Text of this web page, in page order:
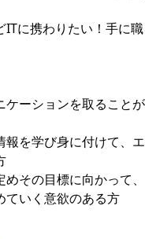
に携わりたい！手に
ケーションを取ること
報を学び身に付けて、
めその目標に向かって
ていく意欲のある方